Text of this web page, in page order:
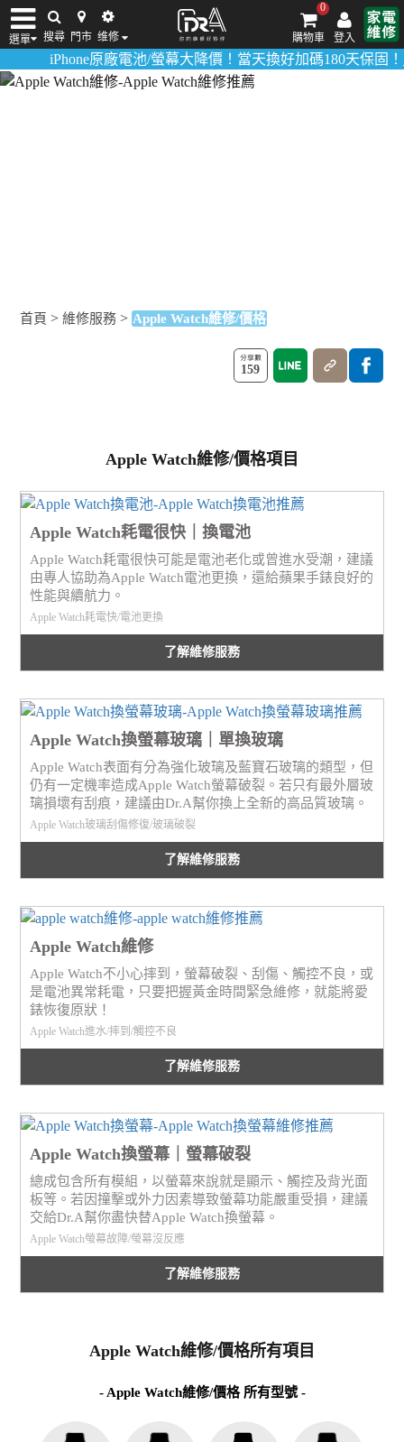
選單 搜尋 門市 维修 登入
0
購物車
iPhone維修/價格 筆電維修/價格 Android手機維修/價格 MacBook維修/價
iPhone原廠電池/螢幕大降價！當天換好加碼180天保固！活動詳
首頁 >維修服務 > Apple Watch維修/價格
159
Apple Watch維修/價格項目
Apple Watch耗電很快｜換電池
Apple Watch耗電很快可能是電池老化或曾進水受潮，建議
由專人協助為Apple Watch電池更換，還給蘋果手錶良好的
性能與續航力。
Apple Watch耗電快/電池更換
了解維修服務
Apple Watch換螢幕玻璃｜單換玻璃
Apple Watch表面有分為強化玻璃及藍寶石玻璃的類型，但
仍有一定機率造成Apple Watch螢幕破裂。若只有最外層玻
璃損壞有刮痕，建議由Dr.A幫你換上全新的高品質玻璃。
Apple Watch玻璃刮傷修復/玻璃破裂
了解維修服務
Apple Watch維修
Apple Watch不小心摔到，螢幕破裂、刮傷、觸控不良，或
是電池異常耗電，只要把握黃金時間緊急維修，就能將愛
錶恢復原狀！
Apple Watch進水/摔到/觸控不良
了解維修服務
Apple Watch換螢幕｜螢幕破裂
總成包含所有模組，以螢幕來說就是顯示、觸控及背光面
板等。若因撞擊或外力因素導致螢幕功能嚴重受損，建議
交給Dr.A幫你盡快替Apple Watch換螢幕。
Apple Watch螢幕故障/螢幕沒反應
了解維修服務
Apple Watch維修/價格所有項目
- Apple Watch維修/價格 所有型號 -